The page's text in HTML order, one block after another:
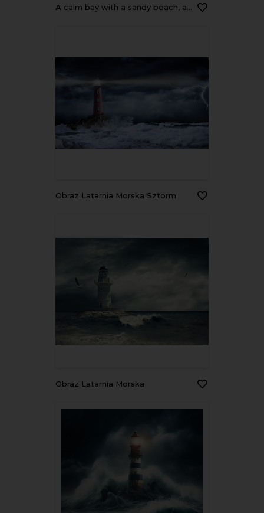
a calm bay with a sandy beach, a lighthouse on a distant cliff, and a sailboat moored near the shore
Obraz Latarnia Morska Sztorm
Obraz Latarnia Morska